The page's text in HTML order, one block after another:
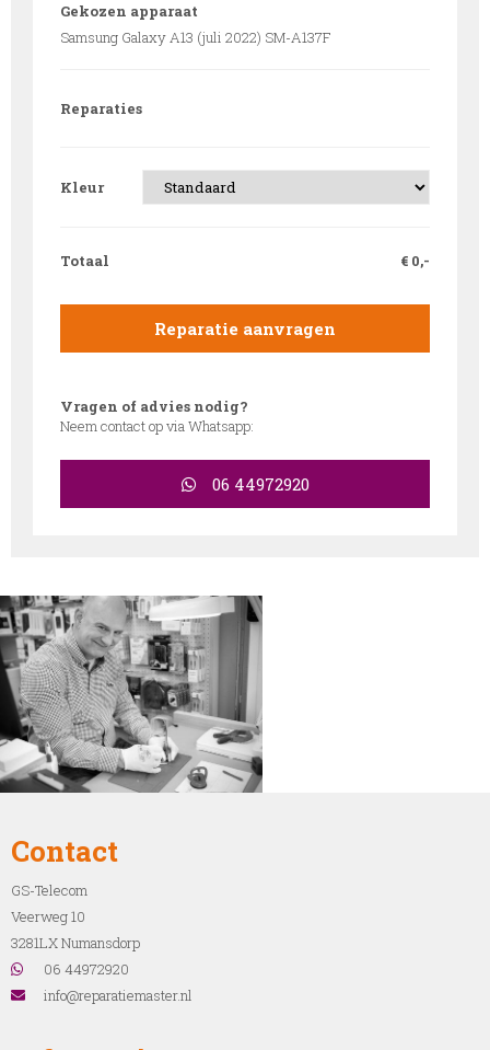
Gekozen apparaat
Samsung Galaxy A13 (juli 2022) SM-A137F
Reparaties
Kleur
Totaal € 0,-
Reparatie aanvragen
Vragen of advies nodig?
Neem contact op via Whatsapp:
06 44972920
Contact
GS-Telecom
Veerweg 10
3281LX Numansdorp
06 44972920
info@reparatiemaster.nl